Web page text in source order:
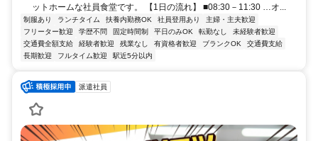
ットホームな社員食堂です。 【1日の流れ】 ■08:30－11:30 …オ...
制服あり ランチタイム 扶養内勤務OK 社員登用あり
主婦・主夫歓迎
フリーター歓迎
学歴不問 固定時間制 平日のみOK 転勤なし
未経験者歓迎
交通費全額支給
経験者歓迎 残業なし 有資格者歓迎 ブランクOK
交通費支給
長期歓迎
フルタイム歓迎 駅近5分以内
派遣社員